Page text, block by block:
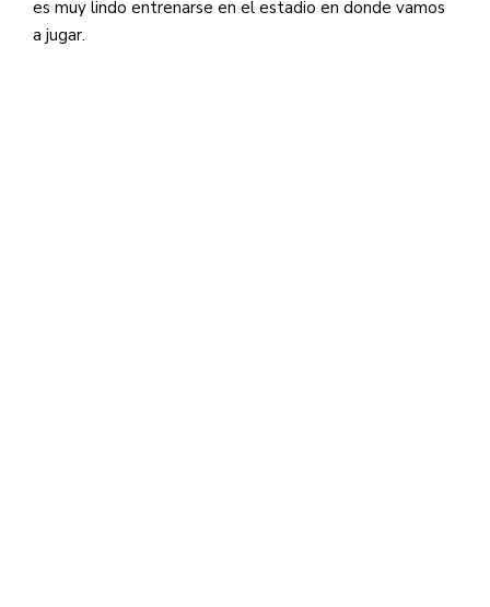
es muy lindo entrenarse en el estadio en donde vamos
a jugar.